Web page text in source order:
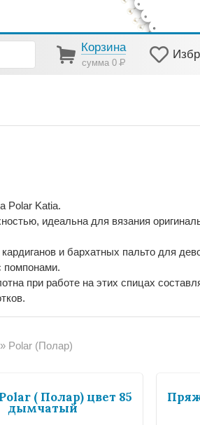
Корзина
сумма 0Р
Polar Katia.
идеальна для вязания
и бархатных пальто для
помпонами.
при работе на этих спицах
Polar (Полар)
( Полар) цвет 85
дымчатый